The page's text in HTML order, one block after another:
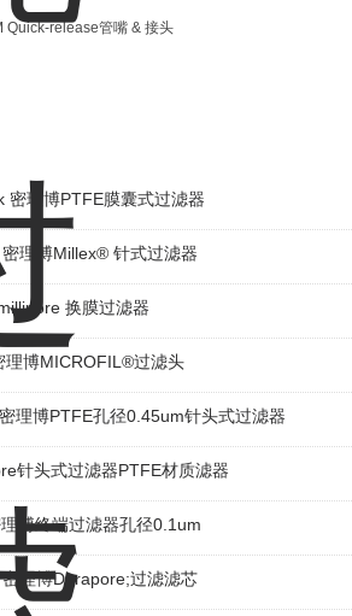
Quick-release管嘴 & 接头
密理博PTFE膜囊式过滤器
理博Millex® 针式过滤器
换膜过滤器
理博MICROFIL®过滤头
理博PTFE孔径0.45um针头式过滤器
针头式过滤器PTFE材质滤器
博终端过滤器孔径0.1um
理博Durapore;过滤滤芯